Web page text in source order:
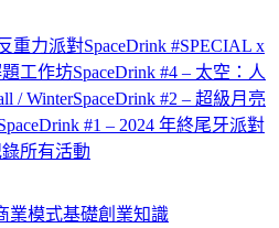
重力派對SpaceDrink #SPECIAL x
題工作坊SpaceDrink #4 – 太空：人
/ WinterSpaceDrink #2 – 超級月亮
#1 – 2024 年終尾牙派對
所有活動
業模式基礎創業知識